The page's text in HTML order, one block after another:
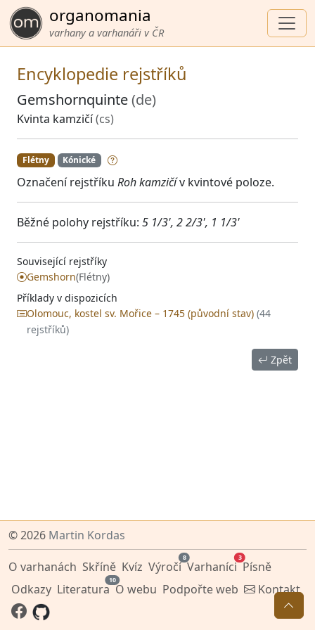
organomania
varhany a varhanáři v ČR
Encyklopedie rejstříků
Gemshornquinte(de)
Kvinta kamzičí(cs)
Flétny Kónické
Označení rejstříku Roh kamzičív kvintové poloze.
Běžné polohy rejstříku: 5 1/3', 2 2/3', 1 1/3'
Související rejstříky
Gemshorn(Flétny)
Příklady v dispozicích
Olomouc, kostel sv. Mořice – 1745 (původní stav) (44
rejstříků)
Zpět
© 2026 Martin Kordas
O varhanách Skříně Kvíz Výročí
8
Varhaníci
3
Písně
Odkazy Literatura
10
O webu Podpořte web Kontakt